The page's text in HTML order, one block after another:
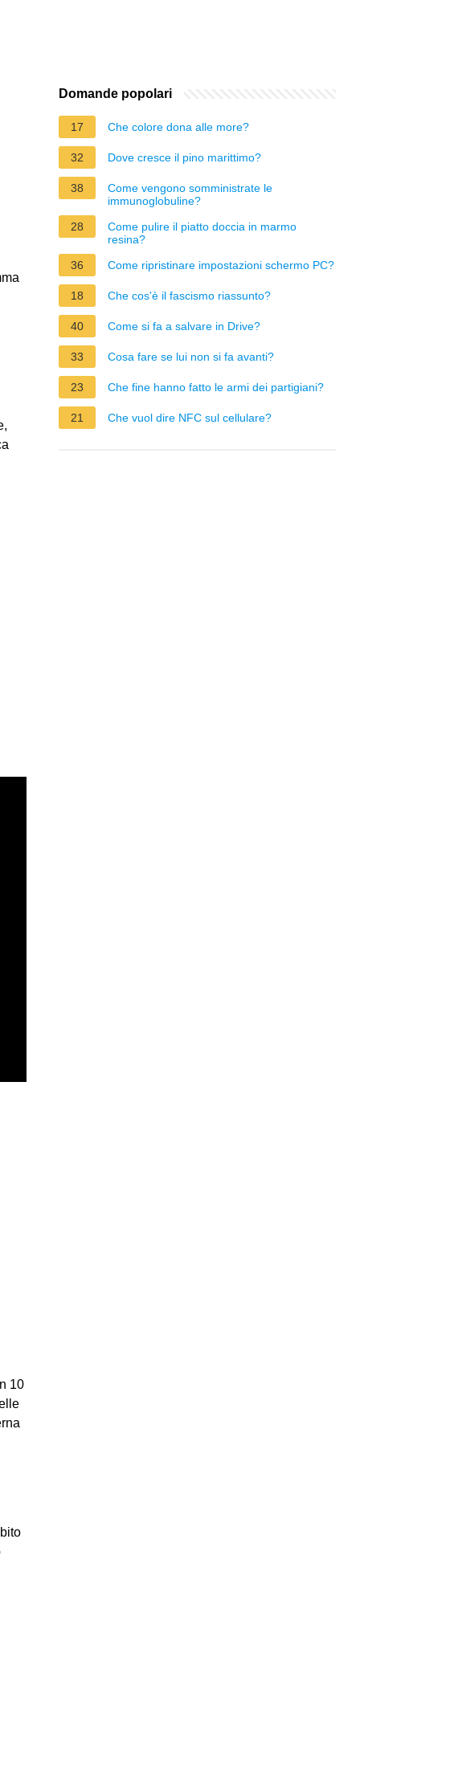
10
Domande popolari
17 Che colore dona alle more?
32 Dove cresce il pino marittimo?
38
Come vengono somministrate le
immunoglobuline?
28
Come pulire il piatto doccia in marmo
resina?
36
Come ripristinare impostazioni schermo PC?
18 Che cos'è il fascismo riassunto?
40 Come si fa a salvare in Drive?
33 Cosa fare se lui non si fa avanti?
23 Che fine hanno fatto le armi dei partigiani?
21 Che vuol dire NFC sul cellulare?